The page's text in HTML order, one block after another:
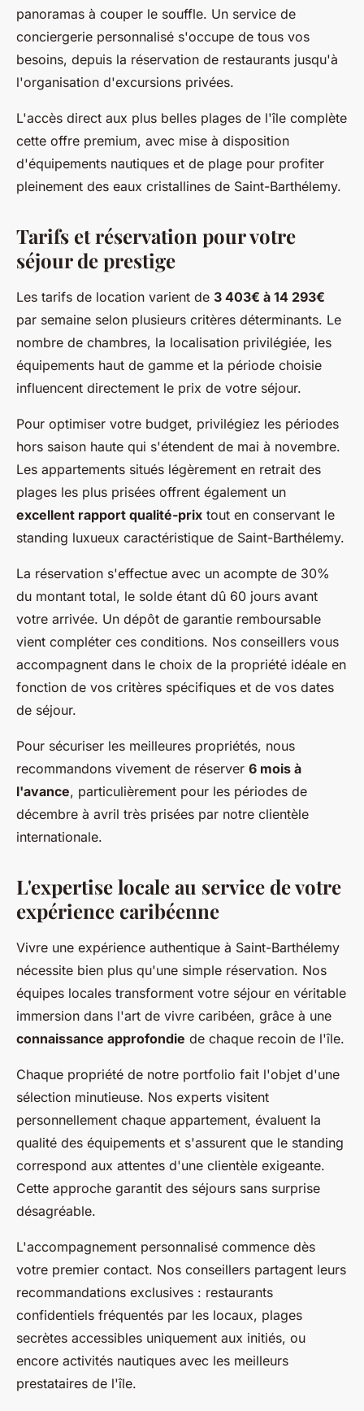
panoramas à couper le souffle. Un service de
conciergerie personnalisé s'occupe de tous vos
besoins, depuis la réservation de restaurants jusqu'à
l'organisation d'excursions privées.
L'accès direct aux plus belles plages de l'île complète
cette offre premium, avec mise à disposition
d'équipements nautiques et de plage pour profiter
pleinement des eaux cristallines de Saint-Barthélemy.
Tarifs et réservation pour votre
séjour de prestige
Les tarifs de location varient de 3 403€ à 14 293€
par semaine selon plusieurs critères déterminants. Le
nombre de chambres, la localisation privilégiée, les
équipements haut de gamme et la période choisie
influencent directement le prix de votre séjour.
Pour optimiser votre budget, privilégiez les périodes
hors saison haute qui s'étendent de mai à novembre.
Les appartements situés légèrement en retrait des
plages les plus prisées offrent également un
excellent rapport qualité-prix tout en conservant le
standing luxueux caractéristique de Saint-Barthélemy.
La réservation s'effectue avec un acompte de 30%
du montant total, le solde étant dû 60 jours avant
votre arrivée. Un dépôt de garantie remboursable
vient compléter ces conditions. Nos conseillers vous
accompagnent dans le choix de la propriété idéale en
fonction de vos critères spécifiques et de vos dates
de séjour.
Pour sécuriser les meilleures propriétés, nous
recommandons vivement de réserver 6 mois à
l'avance, particulièrement pour les périodes de
décembre à avril très prisées par notre clientèle
internationale.
L'expertise locale au service de votre
expérience caribéenne
Vivre une expérience authentique à Saint-Barthélemy
nécessite bien plus qu'une simple réservation. Nos
équipes locales transforment votre séjour en véritable
immersion dans l'art de vivre caribéen, grâce à une
connaissance approfondie de chaque recoin de l'île.
Chaque propriété de notre portfolio fait l'objet d'une
sélection minutieuse. Nos experts visitent
personnellement chaque appartement, évaluent la
qualité des équipements et s'assurent que le standing
correspond aux attentes d'une clientèle exigeante.
Cette approche garantit des séjours sans surprise
désagréable.
L'accompagnement personnalisé commence dès
votre premier contact. Nos conseillers partagent leurs
recommandations exclusives : restaurants
confidentiels fréquentés par les locaux, plages
secrètes accessibles uniquement aux initiés, ou
encore activités nautiques avec les meilleurs
prestataires de l'île.